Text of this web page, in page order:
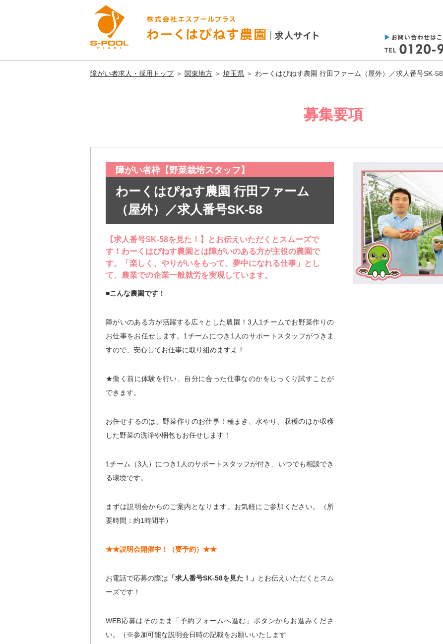
障がい者求人・採用トップ＞ 関東地方 ＞ 埼玉県 ＞ わーくはぴねす農園 行田ファーム（屋外）／求人番号SK-58
募集要項
障がい者枠【野菜栽培スタッフ】
わーくはぴねす農園 行田ファーム
（屋外）／求人番号SK-58
【求人番号SK-58を見た！】とお伝えいただくとスムーズで
す！わーくはぴねす農園とは障がいのある方が主役の農園で
す。「楽しく、やりがいをもって、夢中になれる仕事」とし
て、農業での企業一般就労を実現しています。
■こんな農園です！
障がいのある方が活躍する広々とした農園！3人1チームでお野菜作りの
お仕事をお任せします。1チームにつき1人のサポートスタッフがつきま
すので、安心してお仕事に取り組めますよ！
★働く前に体験を行い、自分に合った仕事なのかをじっくり試すことが
できます。
お任せするのは、野菜作りのお仕事！種まき、水やり、収穫のほか収穫
した野菜の洗浄や梱包もお任せします！
1チーム（3人）につき1人のサポートスタッフが付き、いつでも相談でき
る環境です。
まずは説明会からのご案内となります。お気軽にご参加ください。（所
要時間：約1時間半）
★★説明会開催中！（要予約）★★
お電話で応募の際は 「求人番号SK-58を見た！」 とお伝えいただくとスム
ーズです！
WEB応募はそのまま「予約フォームへ進む」ボタンからお進みくださ
い。（※参加可能な説明会日時の記載をお願いいたします